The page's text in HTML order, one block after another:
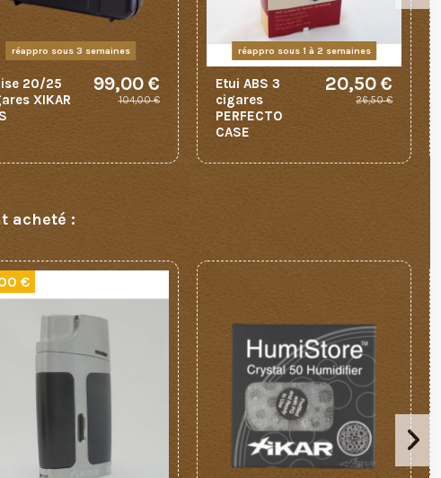
réappro sous 3 semaines
20/25
XIKAR
99,00 €
104,00 €
réappro sous 1 à 2 semaines
Etui ABS 3
cigares
PERFECTO
CASE
20,50 €
26,50 €
acheté :
€